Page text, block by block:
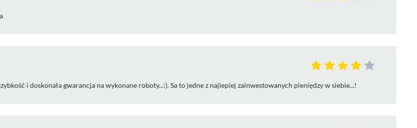
i doskonała gwarancja na wykonane roboty...:). Sa to jedne z najlepiej zainwestowanych pieniędzy w siebie...!